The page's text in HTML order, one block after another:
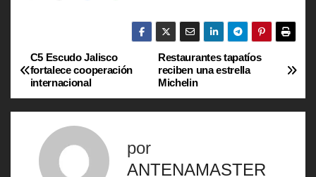
N
a
Restaurantes tapatíos
reciben una estrella
Michelin
C5 Escudo Jalisco
fortalece cooperación
internacional
por
ANTENAMASTER